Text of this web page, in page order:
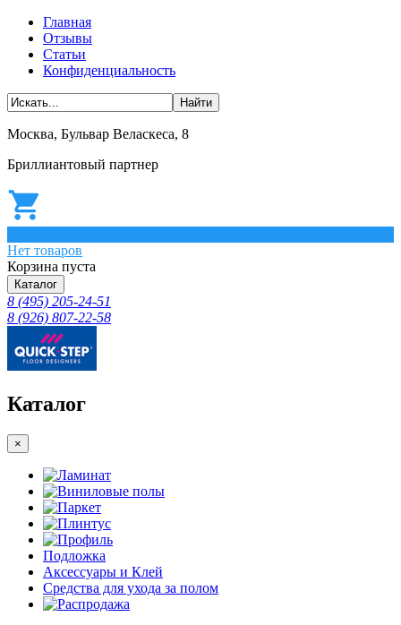
Главная
Отзывы
Статьи
Конфиденциальность
Москва, Бульвар Веласкеса, 8
Бриллиантовый партнер
Нет товаров
Корзина пуста
Каталог
8 (495) 205-24-51
8 (926) 807-22-58
Каталог
×
Ламинат
Виниловые полы
Паркет
Плинтус
Профиль
Подложка
Аксессуары и Клей
Средства для ухода за полом
Распродажа